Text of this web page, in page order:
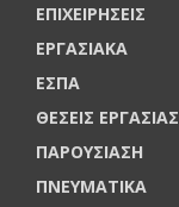
ΕΠΙΧΕΙΡΗΣΕΙΣ
ΕΡΓΑΣΙΑΚΑ
ΕΣΠΑ
ΘΕΣΕΙΣ ΕΡΓΑΣΙΑΣ
ΠΑΡΟΥΣΙΑΣΗ
ΠΝΕΥΜΑΤΙΚΑ